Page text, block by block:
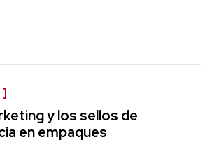
y los sellos de
en empaques